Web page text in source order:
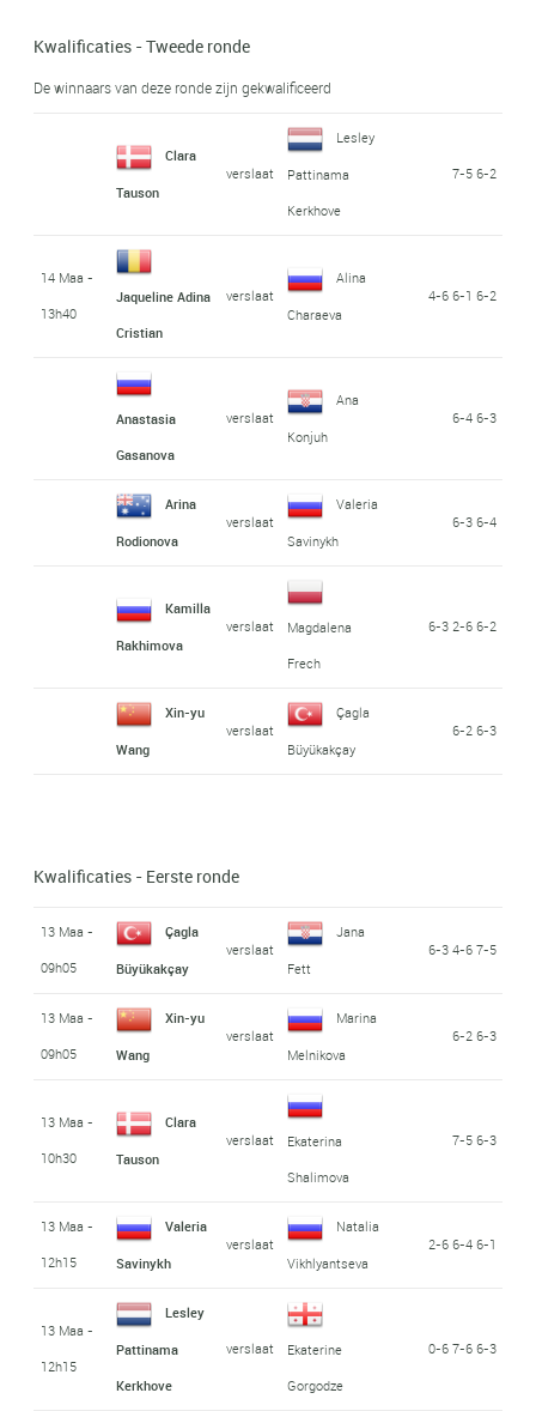
Kwalificaties - Tweede ronde
De winnaars van deze ronde zijn gekwalificeerd
Clara
Tauson
verslaat
Lesley
Pattinama
Kerkhove
7-5 6-2
14 Maa -
13h40
Jaqueline Adina
Cristian
verslaat
Alina
Charaeva
4-6 6-1 6-2
Anastasia
Gasanova
verslaat
Ana
Konjuh
6-4 6-3
Arina
Rodionova
verslaat
Valeria
Savinykh
6-3 6-4
Kamilla
Rakhimova
verslaat
Magdalena
Frech
6-3 2-6 6-2
Xin-yu
Wang
verslaat
Çagla
Büyükakçay
6-2 6-3
Kwalificaties - Eerste ronde
13 Maa -
09h05
Çagla
Büyükakçay
verslaat
Jana
Fett
6-3 4-6 7-5
13 Maa -
09h05
Xin-yu
Wang
verslaat
Marina
Melnikova
6-2 6-3
13 Maa -
10h30
Clara
Tauson
verslaat
Ekaterina
Shalimova
7-5 6-3
13 Maa -
12h15
Valeria
Savinykh
verslaat
Natalia
Vikhlyantseva
2-6 6-4 6-1
13 Maa -
12h15
Lesley
Pattinama
Kerkhove
verslaat
Ekaterine
Gorgodze
0-6 7-6 6-3